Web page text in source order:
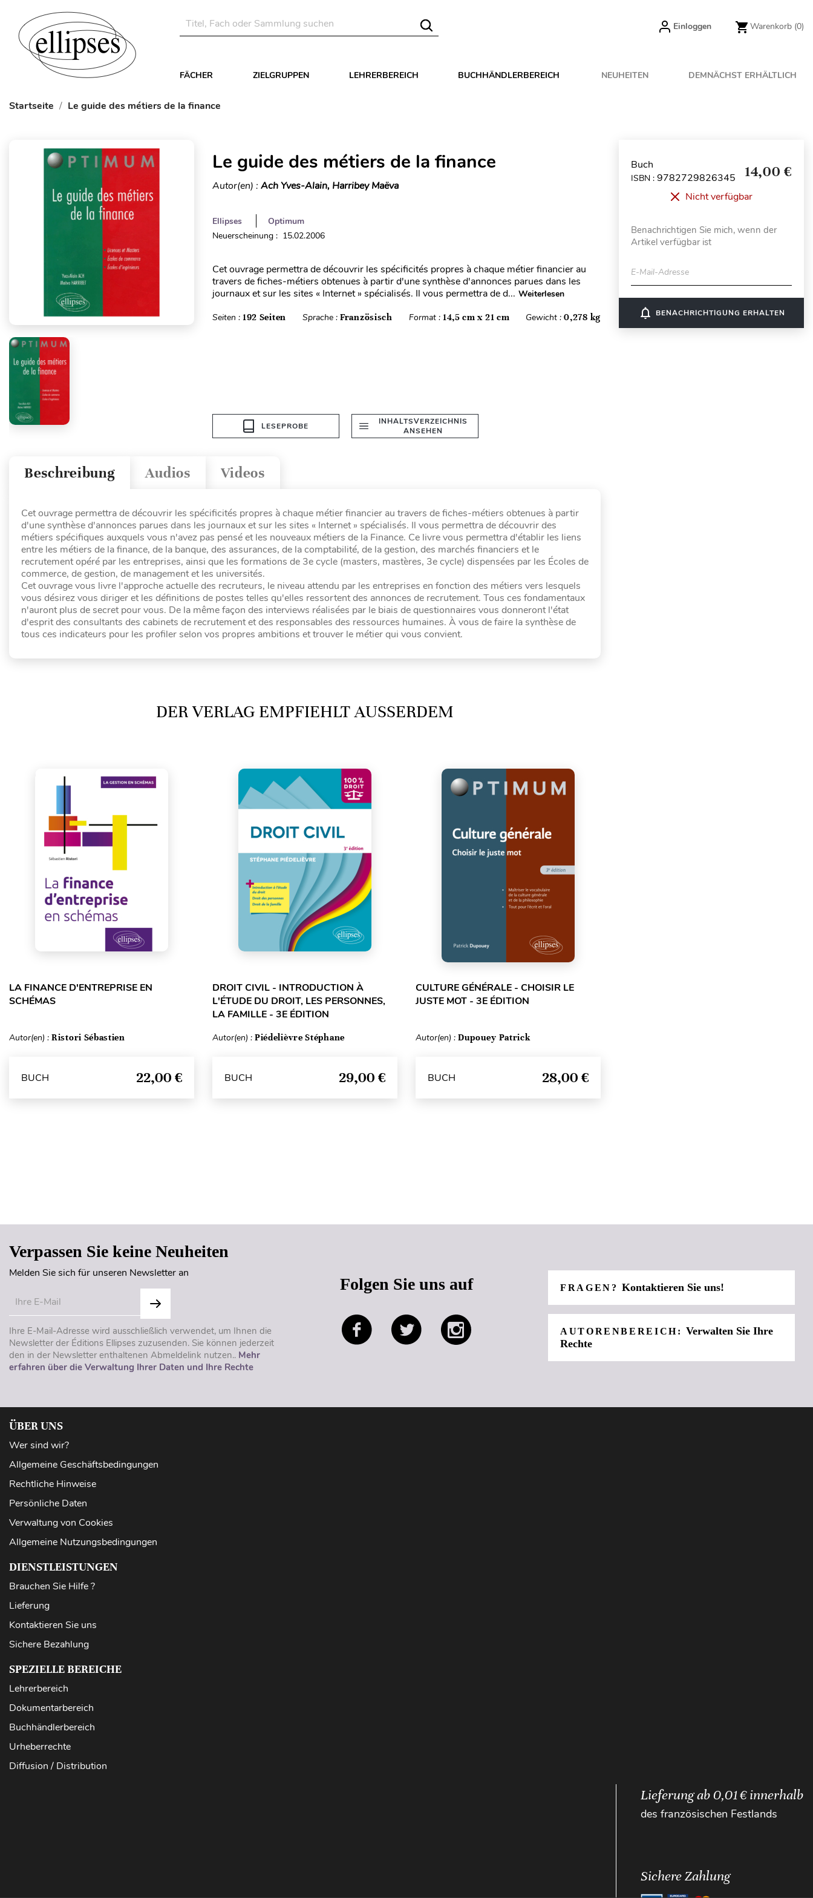
Einloggen Warenkorb (0)
FÄCHER ZIELGRUPPEN LEHRERBEREICH BUCHHÄNDLERBEREICH NEUHEITEN DEMNÄCHST ERHÄLTLICH
Startseite Le guide des métiers de la finance
Le guide des métiers de la finance
Autor(en) : Ach Yves-Alain, Harribey Maëva
Ellipses
Optimum
Neuerscheinung : 15.02.2006
Cet ouvrage permettra de découvrir les spécificités propres à chaque métier financier au
travers de fiches-métiers obtenues à partir d'une synthèse d'annonces parues dans les
journaux et sur les sites « Internet » spécialisés. Il vous permettra de d... Weiterlesen
Seiten : 192 Seiten Sprache :Französisch Format : 14,5 cm x 21 cm Gewicht :0,278 kg
LESEPROBE
INHALTSVERZEICHNIS
ANSEHEN
Videos
Audios
Beschreibung
Cet ouvrage permettra de découvrir les spécificités propres à chaque métier financier au travers de fiches-métiers obtenues à partir
d'une synthèse d'annonces parues dans les journaux et sur les sites « Internet » spécialisés. Il vous permettra de découvrir des
métiers spécifiques auxquels vous n'avez pas pensé et les nouveaux métiers de la Finance. Ce livre vous permettra d'établir les liens
entre les métiers de la finance, de la banque, des assurances, de la comptabilité, de la gestion, des marchés financiers et le
recrutement opéré par les entreprises, ainsi que les formations de 3e cycle (masters, mastères, 3e cycle) dispensées par les Écoles de
commerce, de gestion, de management et les universités.
Cet ouvrage vous livre l'approche actuelle des recruteurs, le niveau attendu par les entreprises en fonction des métiers vers lesquels
vous désirez vous diriger et les définitions de postes telles qu'elles ressortent des annonces de recrutement. Tous ces fondamentaux
n'auront plus de secret pour vous. De la même façon des interviews réalisées par le biais de questionnaires vous donneront l'état
d'esprit des consultants des cabinets de recrutement et des responsables des ressources humaines. À vous de faire la synthèse de
tous ces indicateurs pour les profiler selon vos propres ambitions et trouver le métier qui vous convient.
DER VERLAG EMPFIEHLT AUSSERDEM
LA FINANCE D'ENTREPRISE EN
SCHÉMAS
Autor(en) : Ristori Sébastien
BUCH 22,00 €
DROIT CIVIL - INTRODUCTION À
L'ÉTUDE DU DROIT, LES PERSONNES,
LA FAMILLE - 3E ÉDITION
Autor(en) : Piédelièvre Stéphane
BUCH 29,00 €
CULTURE GÉNÉRALE - CHOISIR LE
JUSTE MOT - 3E ÉDITION
Autor(en) : Dupouey Patrick
BUCH 28,00 €
Buch
ISBN : 9782729826345 14,00 €
Nicht verfügbar
Benachrichtigen Sie mich, wenn der
Artikel verfügbar ist
E-Mail-Adresse
notifications_none BENACHRICHTIGUNG ERHALTEN
Verpassen Sie keine Neuheiten
Melden Sie sich für unseren Newsletter an
Ihre E-Mail-Adresse wird ausschließlich verwendet, um Ihnen die
Newsletter der Éditions Ellipses zuzusenden. Sie können jederzeit
den in der Newsletter enthaltenen Abmeldelink nutzen.. Mehr
erfahren über die Verwaltung Ihrer Daten und Ihre Rechte
Folgen Sie uns auf FRAGEN?Kontaktieren Sie uns!
AUTORENBEREICH:Verwalten Sie Ihre
Rechte
ÜBER UNS
Wer sind wir?
Allgemeine Geschäftsbedingungen
Rechtliche Hinweise
Persönliche Daten
Verwaltung von Cookies
Allgemeine Nutzungsbedingungen
DIENSTLEISTUNGEN
Brauchen Sie Hilfe ?
Lieferung
Kontaktieren Sie uns
Sichere Bezahlung
SPEZIELLE BEREICHE
Lehrerbereich
Dokumentarbereich
Buchhändlerbereich
Urheberrechte
Diffusion / Distribution
Lieferung ab 0,01 € innerhalb
des französischen Festlands
Sichere Zahlung